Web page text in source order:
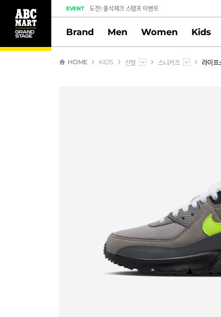
EVENT
도전! 출석체크 스탬프 이벤트
Brand Men Women Kids
HOME KIDS 신발 스니커즈 라이프